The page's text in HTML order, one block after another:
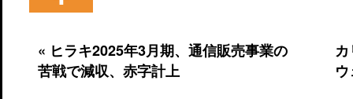
« ヒラキ2025年3月期、通信販売事業の
苦戦で減収、赤字計上